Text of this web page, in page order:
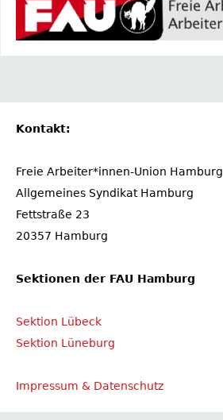
Kontakt:
Freie Arbeiter*innen-Union Hamburg
Allgemeines Syndikat Hamburg
Fettstraße 23
20357 Hamburg
Sektionen der FAU Hamburg
Sektion Lübeck
Sektion Lüneburg
Impressum & Datenschutz